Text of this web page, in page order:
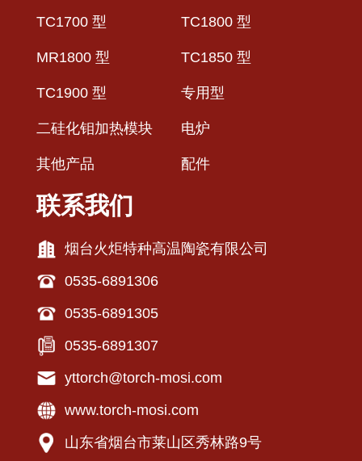
TC1700 型 TC1800 型
MR1800 型 TC1850 型
TC1900 型 专用型
二硅化钼加热模块 电炉
其他产品 配件
联系我们
烟台火炬特种高温陶瓷有限公司
0535-6891306
0535-6891305
0535-6891307
yttorch@torch-mosi.com
www.torch-mosi.com
山东省烟台市莱山区秀林路9号